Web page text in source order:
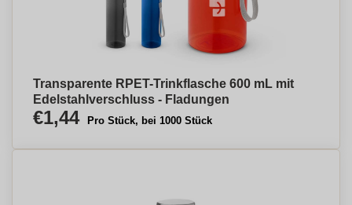
Transparente RPET-Trinkflasche 600 mL mit
Edelstahlverschluss - Fladungen
€1,44 Pro Stück, bei 1000 Stück